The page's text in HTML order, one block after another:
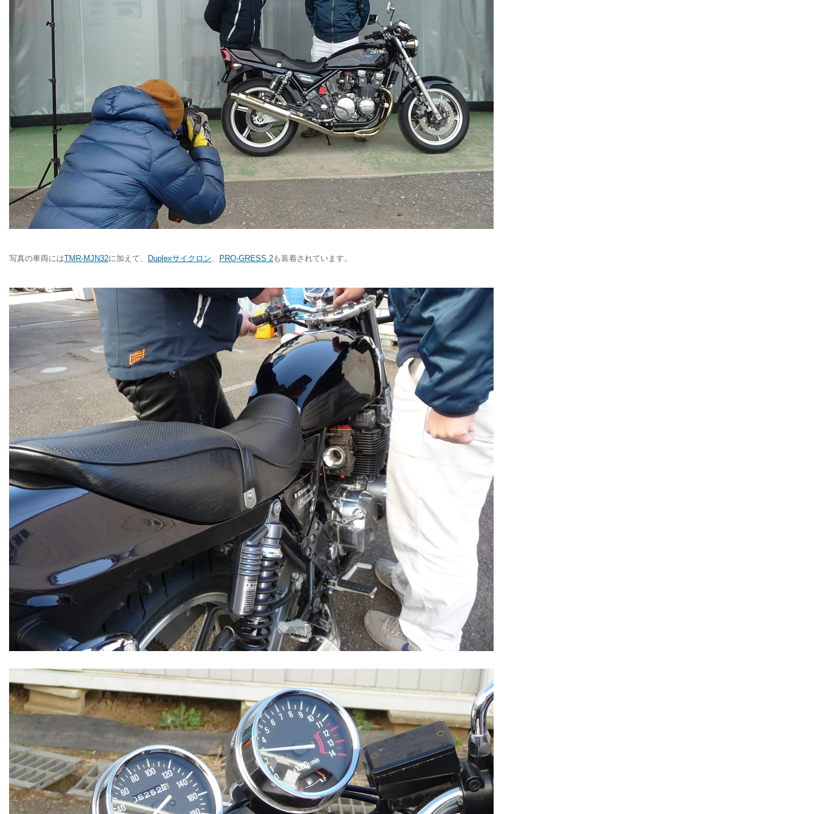
写真の車両にはTMR-MJN32に加えて、 Duplexサイクロン、 PRO-GRESS 2も装着されています。